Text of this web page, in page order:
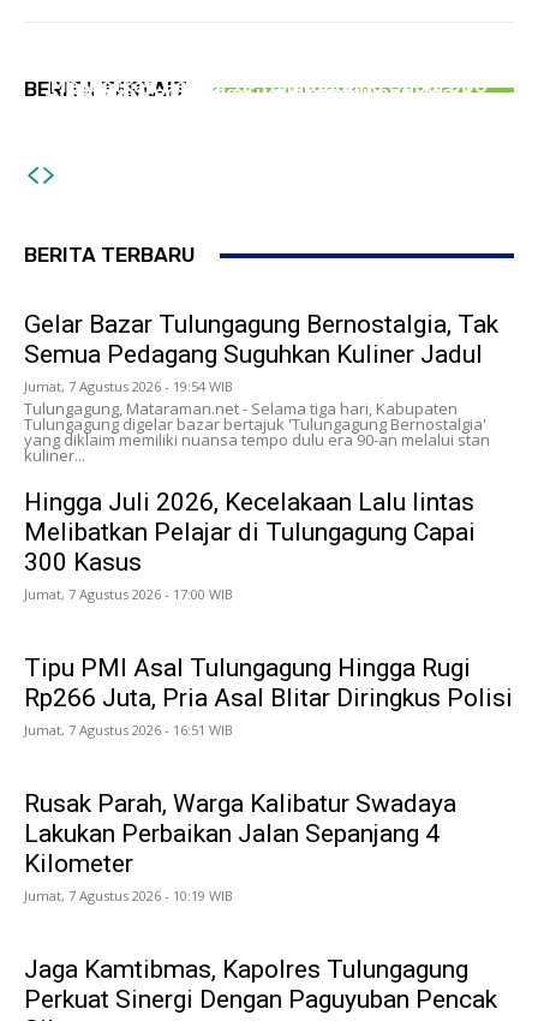
BERITA TERKAIT
Semua Pedagang Suguhkan Kuliner Jadul
Melibatkan Pelajar di Tulungagung Capai 300
Tipu PMI Asal Tulungagung Hingga Rugi Rp266
BERITA TERBARU
Gelar Bazar Tulungagung Bernostalgia, Tak
Semua Pedagang Suguhkan Kuliner Jadul
Jumat, 7 Agustus 2026 - 19:54 WIB
Tulungagung, Mataraman.net - Selama tiga hari, Kabupaten
Tulungagung digelar bazar bertajuk 'Tulungagung Bernostalgia'
yang diklaim memiliki nuansa tempo dulu era 90-an melalui stan
kuliner...
Hingga Juli 2026, Kecelakaan Lalu lintas
Melibatkan Pelajar di Tulungagung Capai
300 Kasus
Jumat, 7 Agustus 2026 - 17:00 WIB
Tipu PMI Asal Tulungagung Hingga Rugi
Rp266 Juta, Pria Asal Blitar Diringkus Polisi
Jumat, 7 Agustus 2026 - 16:51 WIB
Rusak Parah, Warga Kalibatur Swadaya
Lakukan Perbaikan Jalan Sepanjang 4
Kilometer
Jumat, 7 Agustus 2026 - 10:19 WIB
Jaga Kamtibmas, Kapolres Tulungagung
Perkuat Sinergi Dengan Paguyuban Pencak